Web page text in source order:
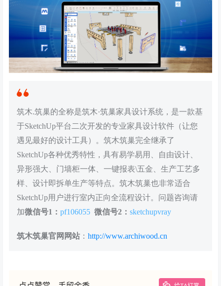
筑木.筑巢的全称是筑木·筑巢家具设计系统，是一款基
于SketchUp平台二次开发的专业家具设计软件（让您
遇见最好的设计工具）。筑木筑巢完全继承了
SketchUp各种优秀特性，具有易学易用、自由设计、
异形强大、门墙柜一体、一键报表\五金、生产工艺多
样、设计即拆单生产等特点。筑木筑巢也非常适合
SketchUp用户进行室内正向全流程设计。问题咨询请
加微信号1： pf106055 微信号2： sketchupvray
筑木筑巢官网网站 ： http://www.archiwood.cn